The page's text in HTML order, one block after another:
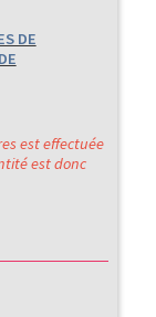
DE
est effectuée
est donc